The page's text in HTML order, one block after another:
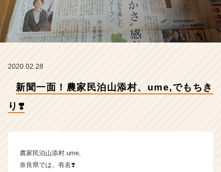
社
梅
守
本
ム
|
2020.02.28
新聞一面！農家民泊山添村、ume,でもちき
り❣️
農家民泊山添村.ume,
奈良県では、有名❣️